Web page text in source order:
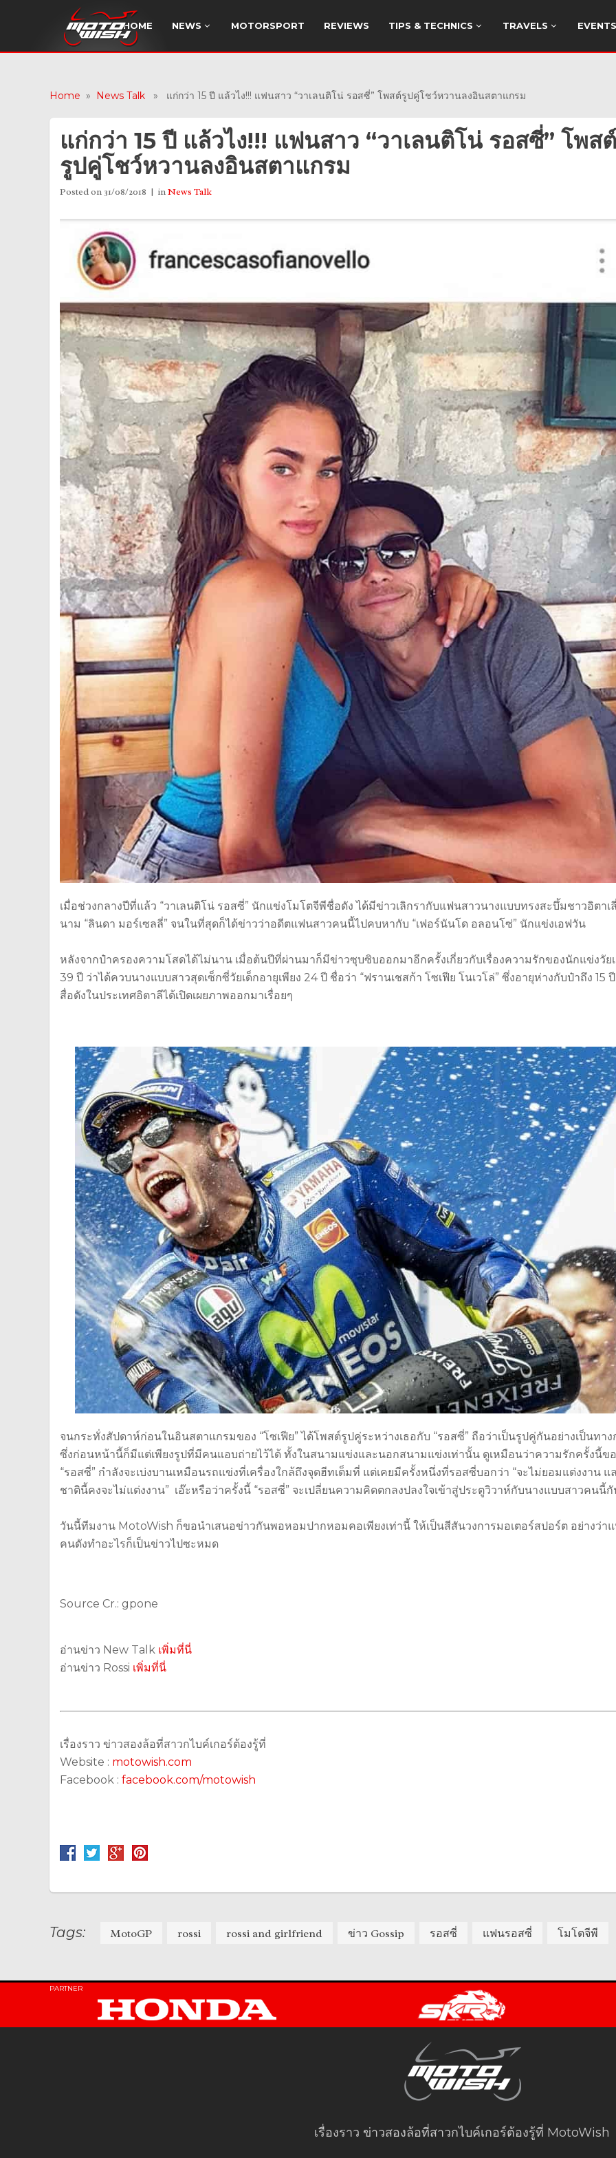
HOME NEWS MOTORSPORT REVIEWS TIPS & TECHNICS TRAVELS EVENTS
Home » News Talk » แก่กว่า 15 ปี แล้วไง!!! แฟนสาว “วาเลนติโน่ รอสซี่” โพสต์รูปคู่โชว์หวานลงอินสตาแกรม
แก่กว่า 15 ปี แล้วไง!!! แฟนสาว “วาเลนติโน่ รอสซี่” โพสต์
รูปคู่โชว์หวานลงอินสตาแกรม
Posted on 31/08/2018 inNews Talk
เมื่อช่วงกลางปีที่แล้ว “วาเลนติโน่ รอสซี่” นักแข่งโมโตจีพีชื่อดัง ได้มีข่าวเลิกรากับแฟนสาวนางแบบทรงสะบึ้มชาวอิตาเ
นาม “ลินดา มอร์เซลลี่” จนในที่สุดก็ได้ข่าวว่าอดีตแฟนสาวคนนี้ไปคบหากับ “เฟอร์นันโด อลอนโซ่” นักแข่งเอฟวัน
หลังจากป๋าครองความโสดได้ไม่นาน เมื่อต้นปีที่ผ่านมาก็มีข่าวซุบซิบออกมาอีกครั้งเกี่ยวกับเรื่องความรักของนักแข่งวัย
39 ปี ว่าได้ควบนางแบบสาวสุดเซ็กซี่วัยเด็กอายุเพียง 24 ปี ชื่อว่า “ฟรานเชสก้า โซเฟีย โนเวโล่” ซึ่งอายุห่างกับป๋าถึง 15
สื่อดังในประเทศอิตาลีได้เปิดเผยภาพออกมาเรื่อยๆ
จนกระทั่งสัปดาห์ก่อนในอินสตาแกรมของ “โซเฟีย” ได้โพสต์รูปคู่ระหว่างเธอกับ “รอสซี่” ถือว่าเป็นรูปคู่กันอย่างเป็นทาง
ซึ่งก่อนหน้านี้ก็มีแต่เพียงรูปที่มีคนแอบถ่ายไว้ได้ ทั้งในสนามแข่งและนอกสนามแข่งเท่านั้น ดูเหมือนว่าความรักครั้งนี้ข
“รอสซี่” กำลังจะเบ่งบานเหมือนรถแข่งที่เครื่องใกล้ถึงจุดฮีทเต็มที่ แต่เคยมีครั้งหนึ่งที่รอสซี่บอกว่า “จะไม่ยอมแต่งงาน แ
ชาตินี้คงจะไม่แต่งงาน” เอ๊ะหรือว่าครั้งนี้ “รอสซี่” จะเปลี่ยนความคิดตกลงปลงใจเข้าสู่ประตูวิวาห์กับนางแบบสาวคนนี้
วันนี้ทีมงาน MotoWish ก็ขอนำเสนอข่าวกันพอหอมปากหอมคอเพียงเท่านี้ ให้เป็นสีสันวงการมอเตอร์สปอร์ต อย่างว่า
คนดังทำอะไรก็เป็นข่าวไปซะหมด
Source Cr.: gpone
อ่านข่าว New Talk เพิ่มที่นี่
อ่านข่าว Rossi เพิ่มที่นี่
เรื่องราว ข่าวสองล้อที่สาวกไบค์เกอร์ต้องรู้ที่
Website : motowish.com
Facebook : facebook.com/motowish
Tags: MotoGP rossi rossi and girlfriend ข่าว Gossip รอสซี่ แฟนรอสซี่ โมโตจีพี
PARTNER
เรื่องราว ข่าวสองล้อที่สาวกไบค์เกอร์ต้องรู้ที่ MotoWish